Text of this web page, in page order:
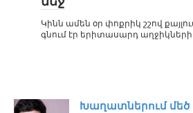
Կինն ամեն օր փոքրիկ շշով
գնում էր երիտասարդ աղջիկների
Խաղատներում մեծ